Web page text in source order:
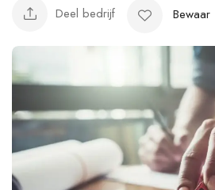
Deel bedrijf Bewaar